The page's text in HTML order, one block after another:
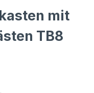
mit
TB8